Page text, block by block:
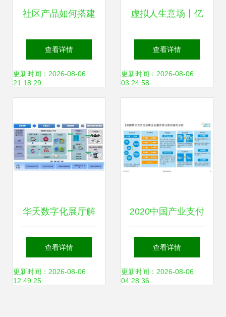
社区产品如何搭建
内容体系 懂球帝与
虎扑的精髓解析
查看详情
更新时间：2026-08-06
21:18:29
虚拟人生意场丨亿
万分身，一本万
利？数字内容制作
查看详情
更新时间：2026-08-06
03:24:58
华天数字化展厅解
决方案 打造科技感
企业的未来视窗
查看详情
更新时间：2026-08-06
12:49:25
2020中国产业支付
数字化企业服务专
题洞察 数字内容制
查看详情
更新时间：2026-08-06
04:28:36